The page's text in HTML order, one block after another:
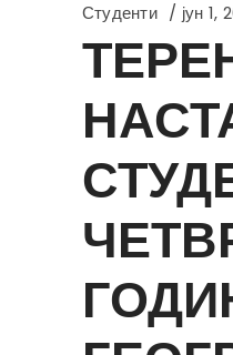
Студенти јун 1,